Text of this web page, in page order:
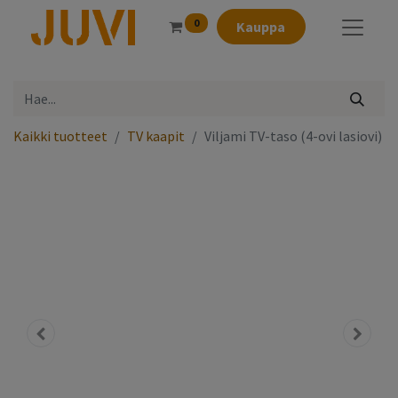
0 Kauppa
Kaikki tuotteet TV kaapit Viljami TV-taso (4-ovi lasiovi)